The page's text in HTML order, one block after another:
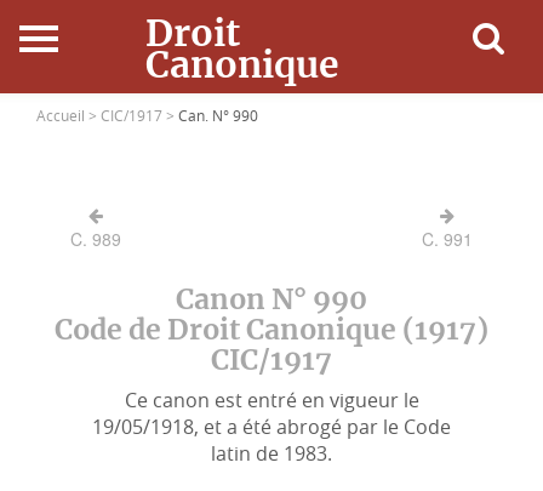
Droit
Canonique
Accueil
Ressources
Accueil > CIC/1917 > Can. N° 990
C. 989 C. 991
Canon N° 990
Code de Droit Canonique (1917)
CIC/1917
Ce canon est entré en vigueur le
19/05/1918, et a été abrogé par le Code
latin de 1983.